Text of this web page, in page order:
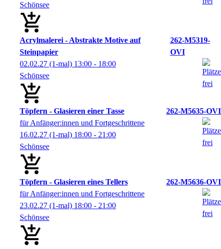
Schönsee
Acrylmalerei - Abstrakte Motive auf
Steinpapier
262-M5319-
OVI
02.02.27 (1-mal) 13:00 - 18:00
Schönsee
Töpfern - Glasieren einer Tasse
262-M5635-OVI
für Anfänger:innen und Fortgeschrittene
16.02.27 (1-mal) 18:00 - 21:00
Schönsee
Töpfern - Glasieren eines Tellers
262-M5636-OVI
für Anfänger:innen und Fortgeschrittene
23.02.27 (1-mal) 18:00 - 21:00
Schönsee